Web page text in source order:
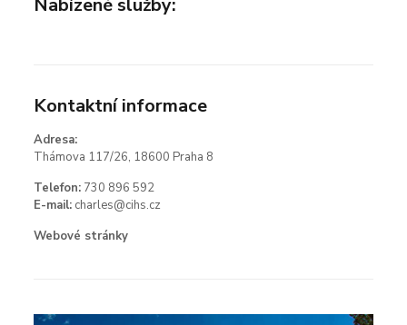
Nabízené služby:
Kontaktní informace
Adresa:
Thámova 117/26, 18600 Praha 8
Telefon: 730 896 592
E-mail: charles@cihs.cz
Webové stránky